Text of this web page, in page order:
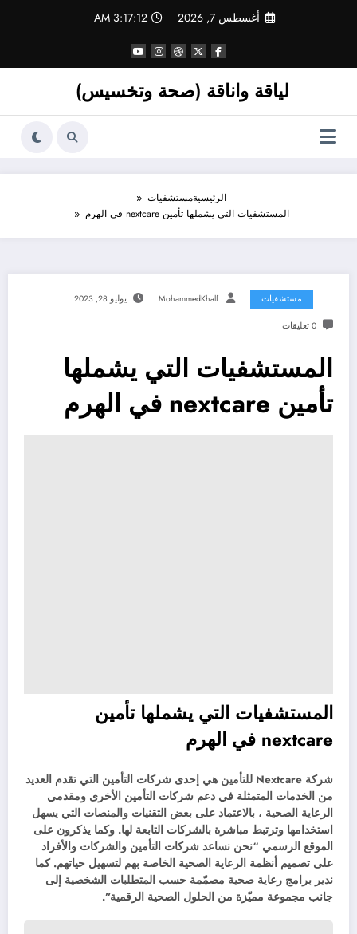
أغسطس 7, 2026 3:17:13 AM
لياقة واناقة (صحة وتخسيس)
الرئيسيةمستشفيات
المستشفيات التي يشملها تأمين nextcare في الهرم
مستشفيات MohammedKhalf يوليو 28, 2023
0 تعليقات
المستشفيات التي يشملها
تأمين nextcare في الهرم
المستشفيات التي يشملها تأمين
nextcare في الهرم
شركة Nextcare للتأمين هي إحدى شركات التأمين التي تقدم العديد
من الخدمات المتمثلة في دعم شركات التأمين الأخرى ومقدمي
الرعاية الصحية ، بالاعتماد على بعض التقنيات والمنصات التي يسهل
استخدامها وترتبط مباشرة بالشركات التابعة لها. وكما يذكرون على
الموقع الرسمي “نحن نساعد شركات التأمين والشركات والأفراد
على تصميم أنظمة الرعاية الصحية الخاصة بهم لتسهيل حياتهم. كما
ندير برامج رعاية صحية مصمّمة حسب المتطلبات الشخصية إلى
جانب مجموعة مميّزة من الحلول الصحية الرقمية”.